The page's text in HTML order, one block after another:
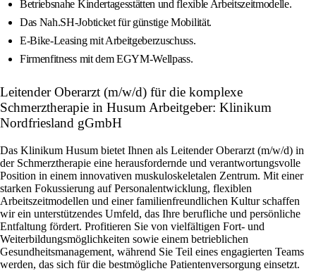
Betriebsnahe Kindertagesstätten und flexible Arbeitszeitmodelle.
Das Nah.SH-Jobticket für günstige Mobilität.
E-Bike-Leasing mit Arbeitgeberzuschuss.
Firmenfitness mit dem EGYM-Wellpass.
Leitender Oberarzt (m/w/d) für die komplexe
Schmerztherapie in Husum Arbeitgeber: Klinikum
Nordfriesland gGmbH
Das Klinikum Husum bietet Ihnen als Leitender Oberarzt (m/w/d) in
der Schmerztherapie eine herausfordernde und verantwortungsvolle
Position in einem innovativen muskuloskeletalen Zentrum. Mit einer
starken Fokussierung auf Personalentwicklung, flexiblen
Arbeitszeitmodellen und einer familienfreundlichen Kultur schaffen
wir ein unterstützendes Umfeld, das Ihre berufliche und persönliche
Entfaltung fördert. Profitieren Sie von vielfältigen Fort- und
Weiterbildungsmöglichkeiten sowie einem betrieblichen
Gesundheitsmanagement, während Sie Teil eines engagierten Teams
werden, das sich für die bestmögliche Patientenversorgung einsetzt.